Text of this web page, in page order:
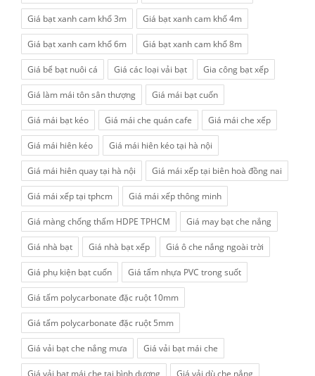
Giá bạt xanh cam khổ 3m Giá bạt xanh cam khổ 4m
Giá bạt xanh cam khổ 6m Giá bạt xanh cam khổ 8m
Giá bể bạt nuôi cá Giá các loại vải bạt Gia công bạt xếp
Giá làm mái tôn sân thượng Giá mái bạt cuốn
Giá mái bạt kéo Giá mái che quán cafe Giá mái che xếp
Giá mái hiên kéo Giá mái hiên kéo tại hà nội
Giá mái hiên quay tại hà nội Giá mái xếp tại biên hoà đồng nai
Giá mái xếp tại tphcm Giá mái xếp thông minh
Giá màng chống thấm HDPE TPHCM Giá may bạt che nắng
Giá nhà bạt Giá nhà bạt xếp Giá ô che nắng ngoài trời
Giá phụ kiện bạt cuốn Giá tấm nhựa PVC trong suốt
Giá tấm polycarbonate đặc ruột 10mm
Giá tấm polycarbonate đặc ruột 5mm
Giá vải bạt che nắng mưa Giá vải bạt mái che
Giá vải bạt mái che tại bình dương Giá vải dù che nắng